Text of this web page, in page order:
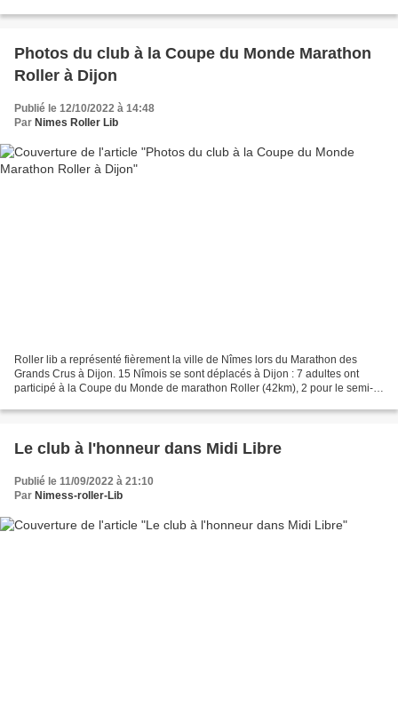
Photos du club à la Coupe du Monde Marathon
Roller à Dijon
Publié le 12/10/2022 à 14:48
Par Nimes Roller Lib
Roller lib a représenté fièrement la ville de Nîmes lors du Marathon des
Grands Crus à Dijon. 15 Nîmois se sont déplacés à Dijon : 7 adultes ont
participé à la Coupe du Monde de marathon Roller (42km), 2 pour le semi-
Le club à l'honneur dans Midi Libre
Publié le 11/09/2022 à 21:10
Par Nimess-roller-Lib